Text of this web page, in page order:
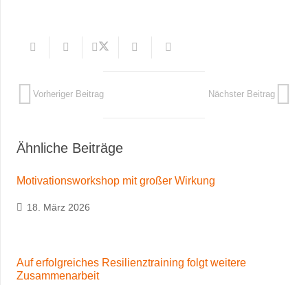
Vorheriger Beitrag Nächster Beitrag
Ähnliche Beiträge
Motivationsworkshop mit großer Wirkung
18. März 2026
Auf erfolgreiches Resilienztraining folgt weitere
Zusammenarbeit